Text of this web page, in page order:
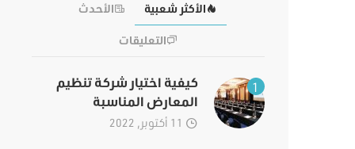
الأكثر شعبية الأحدث
التعليقات
1
كيفية اختيار شركة تنظيم
المعارض المناسبة